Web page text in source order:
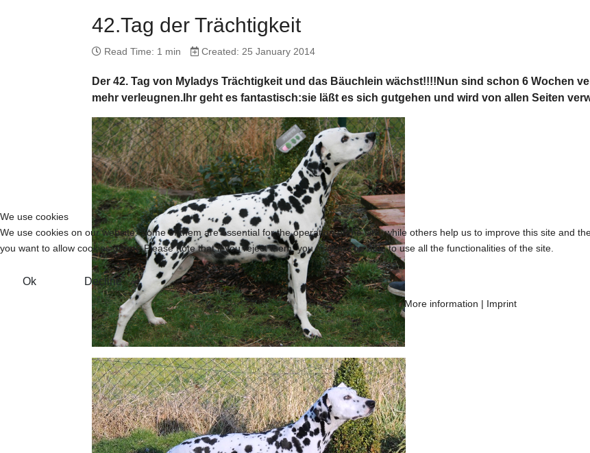
42.Tag der Trächtigkeit
Read Time: 1 min Created: 25 January 2014
Der 42. Tag von Myladys Trächtigkeit und das Bäuchlein wächst!!!!Nun sind schon 6 Wochen
mehr verleugnen.Ihr geht es fantastisch:sie läßt es sich gutgehen und wird von allen Seiten
We use cookies
We use cookies on our website. Some of them are essential for the operation of the site, while others help us to improve this site and
you want to allow cookies or not. Please note that if you reject them, you may not be able to use all the functionalities of the site.
Ok Decline
More information | Imprint